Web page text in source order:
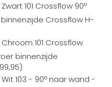
101 Crossflow 90º
Crossflow H-
101 Crossflow
binnenzijde
103 - 90º naar wand -